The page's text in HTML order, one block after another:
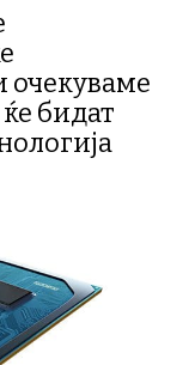
очекуваме
бидат